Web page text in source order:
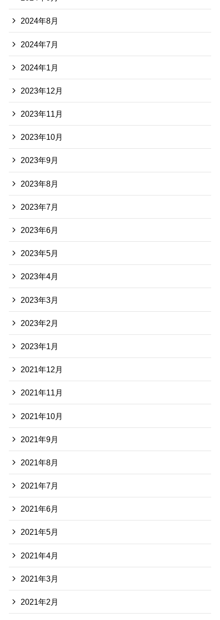
2024年8月
2024年7月
2024年1月
2023年12月
2023年11月
2023年10月
2023年9月
2023年8月
2023年7月
2023年6月
2023年5月
2023年4月
2023年3月
2023年2月
2023年1月
2021年12月
2021年11月
2021年10月
2021年9月
2021年8月
2021年7月
2021年6月
2021年5月
2021年4月
2021年3月
2021年2月